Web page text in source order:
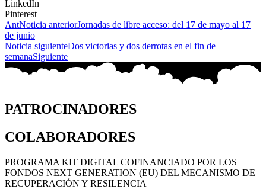
LinkedIn
Pinterest
AntNoticia anteriorJornadas de libre acceso: del 17 de mayo al 17
de junio
Noticia siguienteDos victorias y dos derrotas en el fin de
semanaSiguiente
PATROCINADORES
COLABORADORES
PROGRAMA KIT DIGITAL COFINANCIADO POR LOS
FONDOS NEXT GENERATION (EU) DEL MECANISMO DE
RECUPERACIÓN Y RESILENCIA